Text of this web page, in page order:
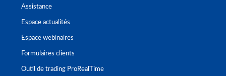
Assistance
Espace actualités
Espace webinaires
Formulaires clients
Outil de trading ProRealTime